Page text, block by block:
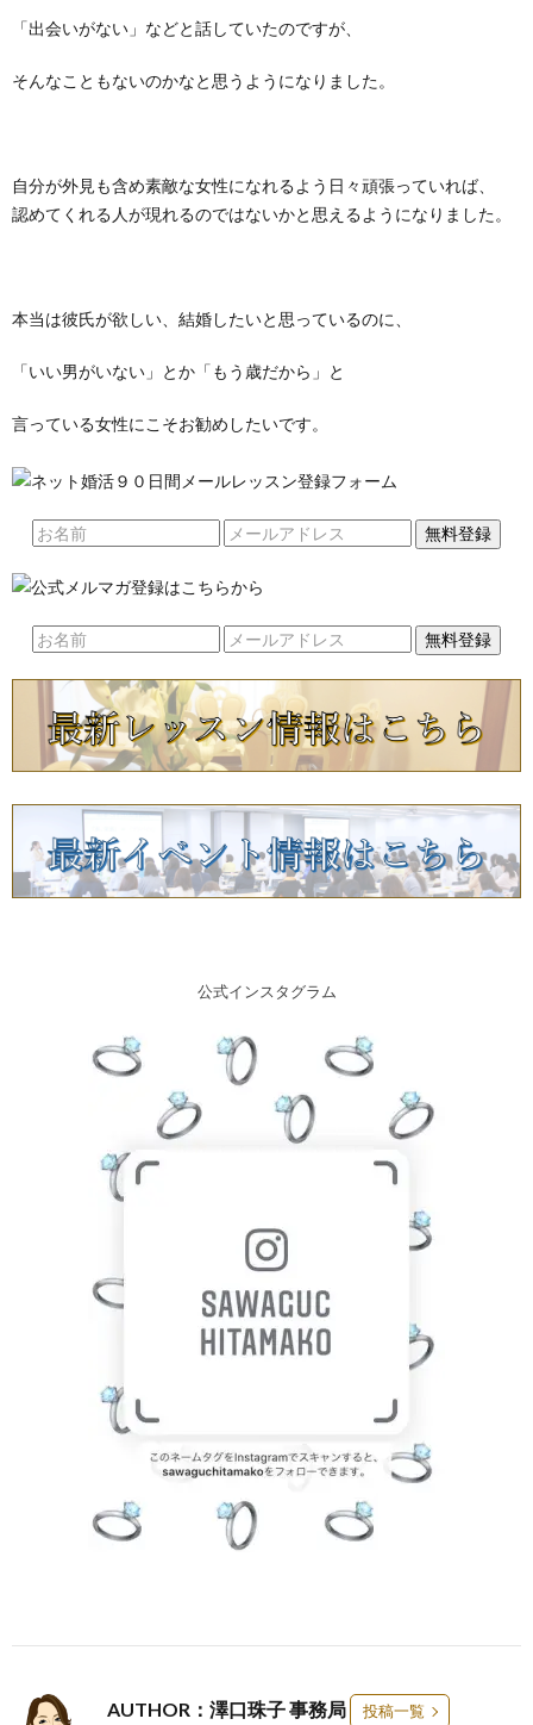
「出会いがない」などと話していたのですが、
そんなこともないのかなと思うようになりました。
自分が外見も含め素敵な女性になれるよう日々頑張っていれば、
認めてくれる人が現れるのではないかと思えるようになりました。
本当は彼氏が欲しい、結婚したいと思っているのに、
「いい男がいない」とか「もう歳だから」と
言っている女性にこそお勧めしたいです。
公式インスタグラム
AUTHOR：澤口珠子 事務局 投稿一覧